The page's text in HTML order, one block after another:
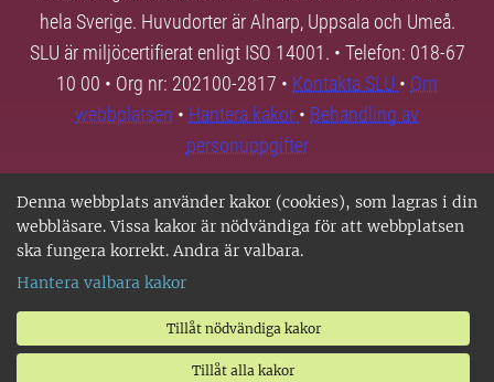
Denna webbplats använder kakor (cookies), som lagras i din
webbläsare. Vissa kakor är nödvändiga för att webbplatsen
ska fungera korrekt. Andra är valbara.
Hantera valbara kakor
Tillåt nödvändiga kakor
Tillåt alla kakor
hela Sverige. Huvudorter är Alnarp, Uppsala och Umeå.
SLU är miljöcertifierat enligt ISO 14001. • Telefon: 018-67
10 00 • Org nr: 202100-2817 • Kontakta SLU • Om
webbplatsen • Hantera kakor • Behandling av
personuppgifter